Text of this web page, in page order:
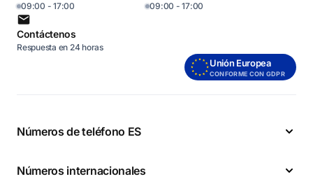
09:00 - 17:00 09:00 - 17:00
Contáctenos
Respuesta en 24 horas
Unión Europea
CONFORME CON GDPR
Números de teléfono ES
Números internacionales